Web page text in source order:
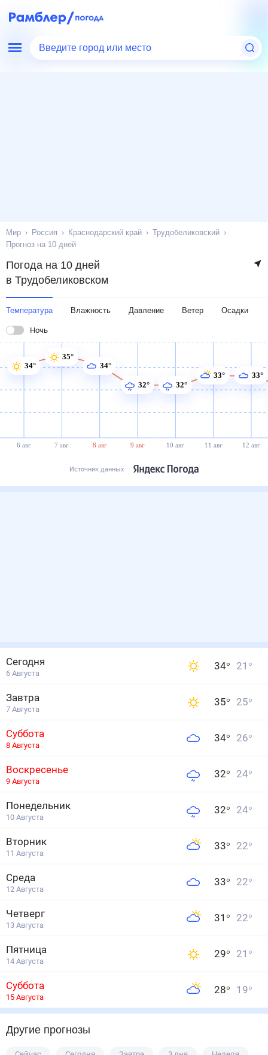
Введите город или место
Мир Россия Краснодарский край
Трудобеликовский
Прогноз на 10 дней
Погода на 10 дней
в Трудобеликовском
Температура Влажность Давление Ветер Осадки
Ночь
6 авг 7 авг 8 авг 9 авг 10 авг 11 авг 12 авг
34°
35°
34°
32°
32°
33° 33°
Источник данных
Сегодня
6 Августа
34° 21 °
Завтра
7 Августа
35° 25°
Суббота
8 Августа
34° 26°
Воскресенье
9 Августа
32° 24°
Понедельник
10 Августа
32° 24°
Вторник
11 Августа
33° 22°
Среда
12 Августа
33° 22°
Четверг
13 Августа
31 ° 22°
Пятница
14 Августа
29° 21 °
Суббота
15 Августа
28° 19°
Другие прогнозы